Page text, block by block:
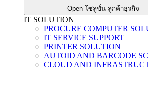
Open โซลูชั่น ลูกค้าธุรกิจ
IT SOLUTION
PROCURE COMPUTER
IT SERVICE SUPPORT
PRINTER SOLUTION
AUTOID AND BARCODE
CLOUD AND